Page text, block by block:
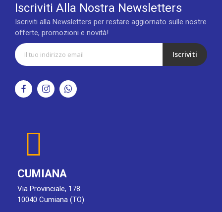
Iscriviti Alla Nostra Newsletters
Iscriviti alla Newsletters per restare aggiornato sulle nostre
offerte, promozioni e novità!
Iscriviti
CUMIANA
Via Provinciale, 178
10040 Cumiana (TO)